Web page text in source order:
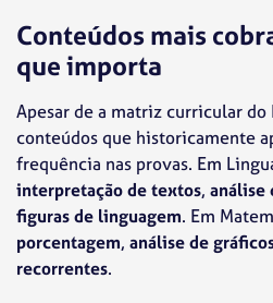
Conteúdos mais
que importa
Apesar de a matriz curricular
conteúdos que historicamente
frequência nas provas. Em
interpretação de textos, análise
figuras de linguagem. Em
porcentagem, análise de
recorrentes.